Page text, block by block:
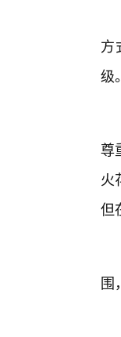
方
级。
尊
火
但
围